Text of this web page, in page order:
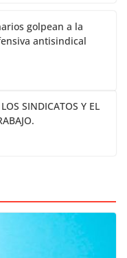
golpean a la
antisindical
SINDICATOS Y EL